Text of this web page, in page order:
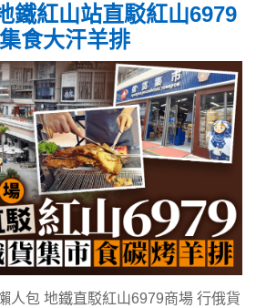
鐵紅山站直駁紅山6979
食大汗羊排
人包 地鐵直駁紅山6979商場 行俄貨